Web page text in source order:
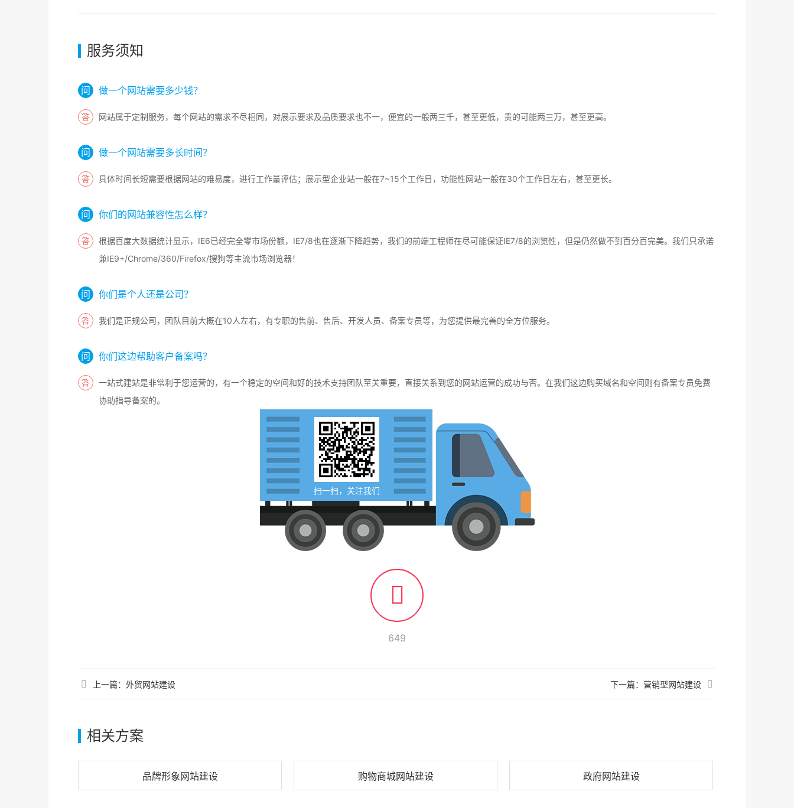
服务须知
做一个网站需要多少钱？
网站属于定制服务，每个网站的需求不尽相同，对展示要求及品质要求也不一，便宜的一般两三千，甚至更低，贵的可能两三万，甚至更高。
做一个网站需要多长时间？
具体时间长短需要根据网站的难易度，进行工作量评估；展示型企业站一般在7~15个工作日，功能性网站一般在30个工作日左右，甚至更长。
你们的网站兼容性怎么样？
根据百度大数据统计显示，IE6已经完全零市场份额，IE7/8也在逐渐下降趋势，我们的前端工程师在尽可能保证IE7/8的浏览性，但是仍然做不到百分百完美。我们只承诺
兼IE9+/Chrome/360/Firefox/搜狗等主流市场浏览器！
你们是个人还是公司？
我们是正规公司，团队目前大概在10人左右，有专职的售前、售后、开发人员、备案专员等，为您提供最完善的全方位服务。
你们这边帮助客户备案吗？
一站式建站是非常利于您运营的，有一个稳定的空间和好的技术支持团队至关重要，直接关系到您的网站运营的成功与否。在我们这边购买域名和空间则有备案专员免费
协助指导备案的。
扫一扫，关注我们
649
上一篇： 外贸网站建设 下一篇：营销型网站建设
相关方案
品牌形象网站建设 购物商城网站建设 政府网站建设